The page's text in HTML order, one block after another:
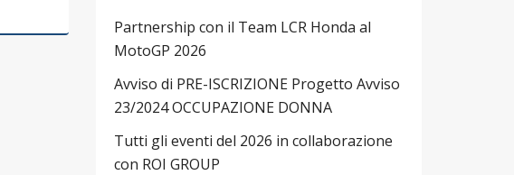
Partnership con il Team LCR Honda al
MotoGP 2026
Avviso di PRE-ISCRIZIONE Progetto Avviso
23/2024 OCCUPAZIONE DONNA
Tutti gli eventi del 2026 in collaborazione
con ROI GROUP